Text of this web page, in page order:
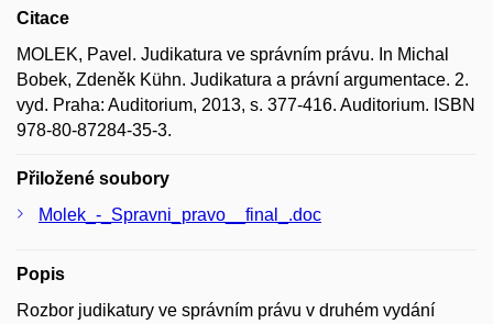
Citace
MOLEK, Pavel. Judikatura ve správním právu. In Michal
Bobek, Zdeněk Kühn. Judikatura a právní argumentace. 2.
vyd. Praha: Auditorium, 2013, s. 377-416. Auditorium. ISBN
978-80-87284-35-3.
Přiložené soubory
Molek_-_Spravni_pravo__final_.doc
Popis
Rozbor judikatury ve správním právu v druhém vydání